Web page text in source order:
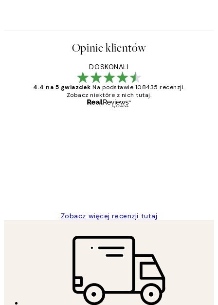
Opinie klientów
DOSKONALI
4.4 na 5 gwiazdek Na podstawie 108435 recenzji.
Zobacz niektóre z nich tutaj.
Zobacz więcej recenzji tutaj